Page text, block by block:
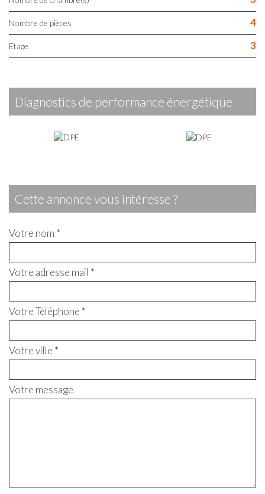
Nombre de pièces 4
Etage 3
diagnostics de performance énergétique
cette annonce vous intéresse ?
Votre nom *
Votre adresse mail *
Votre Téléphone *
Votre ville *
Votre message